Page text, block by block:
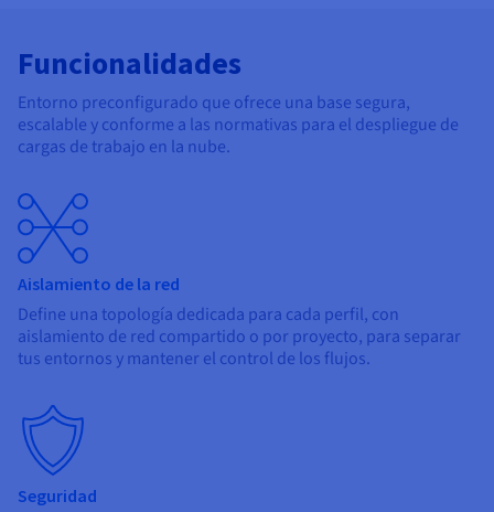
Funcionalidades
Entorno preconfigurado que ofrece una base segura,
escalable y conforme a las normativas para el despliegue de
cargas de trabajo en la nube.
Aislamiento de la red
Define una topología dedicada para cada perfil, con
aislamiento de red compartido o por proyecto, para separar
tus entornos y mantener el control de los flujos.
Seguridad